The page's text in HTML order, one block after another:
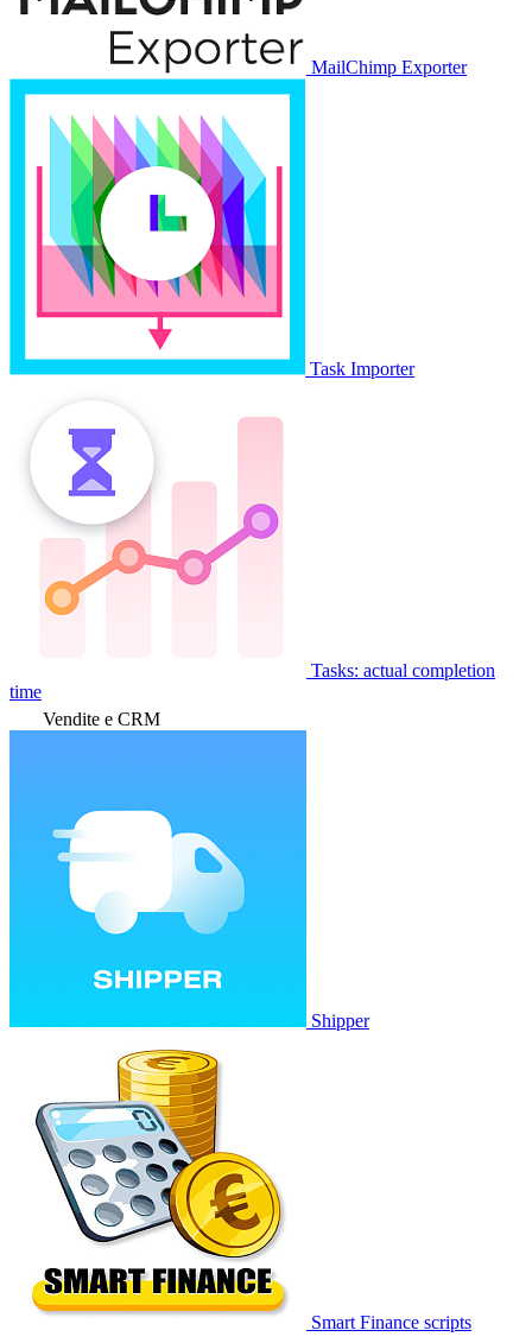
MailChimp Exporter
Task Importer
Tasks: actual completion
time
Vendite e CRM
Shipper
Smart Finance scripts